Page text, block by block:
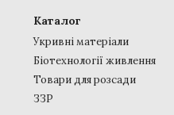
Каталог
Укривні матеріали
Біотехнології живлення
Товари для розсади
ЗЗР